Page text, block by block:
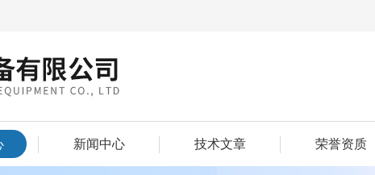
新闻中心 技术文章 荣誉资质